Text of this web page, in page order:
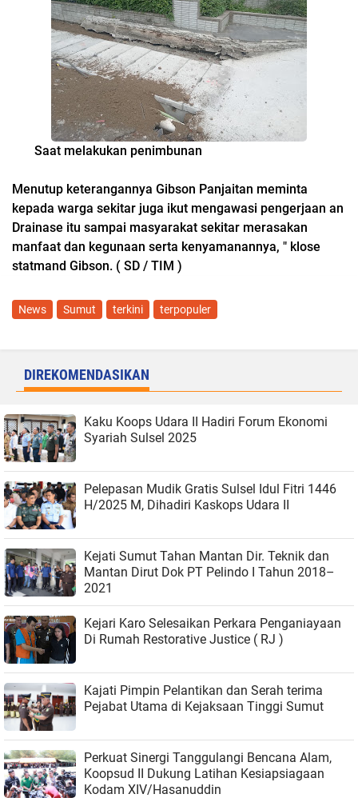
Saat melakukan penimbunan
Menutup keterangannya Gibson Panjaitan meminta
kepada warga sekitar juga ikut mengawasi pengerjaan an
Drainase itu sampai masyarakat sekitar merasakan
manfaat dan kegunaan serta kenyamanannya, " klose
statmand Gibson. ( SD / TIM )
News Sumut terkini terpopuler
DIREKOMENDASIKAN
Kaku Koops Udara II Hadiri Forum Ekonomi
Syariah Sulsel 2025
Pelepasan Mudik Gratis Sulsel Idul Fitri 1446
H/2025 M, Dihadiri Kaskops Udara II
Kejati Sumut Tahan Mantan Dir. Teknik dan
Mantan Dirut Dok PT Pelindo I Tahun 2018–
2021
Kejari Karo Selesaikan Perkara Penganiayaan
Di Rumah Restorative Justice ( RJ )
Kajati Pimpin Pelantikan dan Serah terima
Pejabat Utama di Kejaksaan Tinggi Sumut
Perkuat Sinergi Tanggulangi Bencana Alam,
Koopsud II Dukung Latihan Kesiapsiagaan
Kodam XIV/Hasanuddin